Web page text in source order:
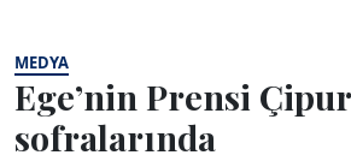
MEDYA
Ege’nin Prensi
sofralarında